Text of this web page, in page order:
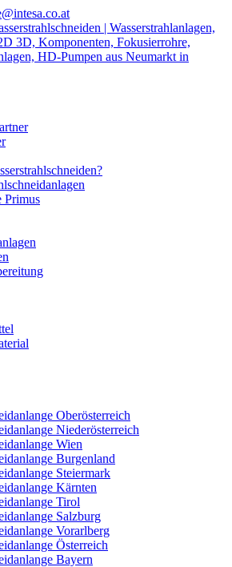
Primus
Oberösterreich
Niederösterreich
Wien
Burgenland
Steiermark
Kärnten
Tirol
Salzburg
Vorarlberg
Österreich
Bayern